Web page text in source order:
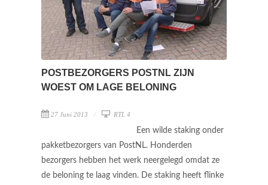
POSTBEZORGERS POSTNL ZIJN
WOEST OM LAGE BELONING
27 Juni 2013 RTL 4
Een wilde staking onder
pakketbezorgers van PostNL. Honderden
bezorgers hebben het werk neergelegd omdat ze
de beloning te laag vinden. De staking heeft flinke